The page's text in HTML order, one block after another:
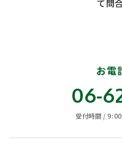
て問
お電
06-
受付時間 /